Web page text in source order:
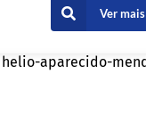
Ver mais